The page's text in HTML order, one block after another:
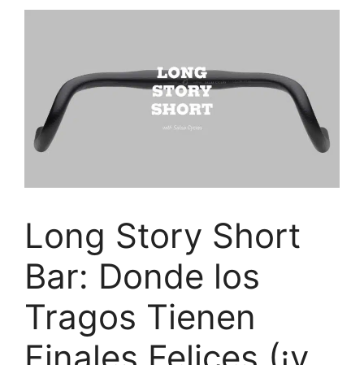
Long Story Short
Bar: Donde los
Tragos Tienen